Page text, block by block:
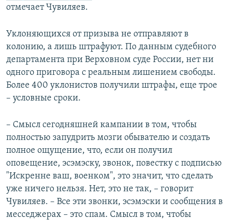
отмечает Чувиляев.
Уклоняющихся от призыва не отправляют в
колонию, а лишь штрафуют. По данным судебного
департамента при Верховном суде России, нет ни
одного приговора с реальным лишением свободы.
Более 400 уклонистов получили штрафы, еще трое
– условные сроки.
– Смысл сегодняшней кампании в том, чтобы
полностью запудрить мозги обывателю и создать
полное ощущение, что, если он получил
оповещение, эсэмэску, звонок, повестку с подписью
"Искренне ваш, военком", это значит, что сделать
уже ничего нельзя. Нет, это не так, – говорит
Чувиляев. – Все эти звонки, эсэмэски и сообщения в
месседжерах – это спам. Смысл в том, чтобы